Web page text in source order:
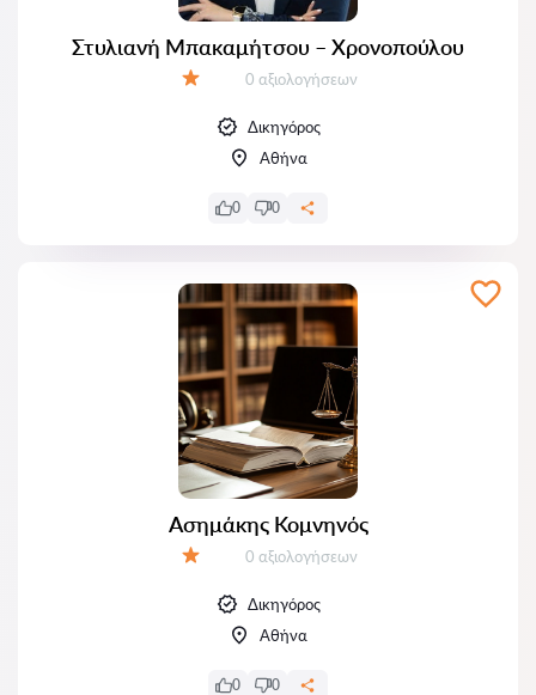
Στυλιανή Μπακαμήτσου – Χρονοπούλου
Αξιολογήσεις:
0 αξιολογήσεων
Δικηγόρος
Αθήνα
0 0
Ασημάκης Κομνηνός
Αξιολογήσεις:
0 αξιολογήσεων
Δικηγόρος
Αθήνα
0 0